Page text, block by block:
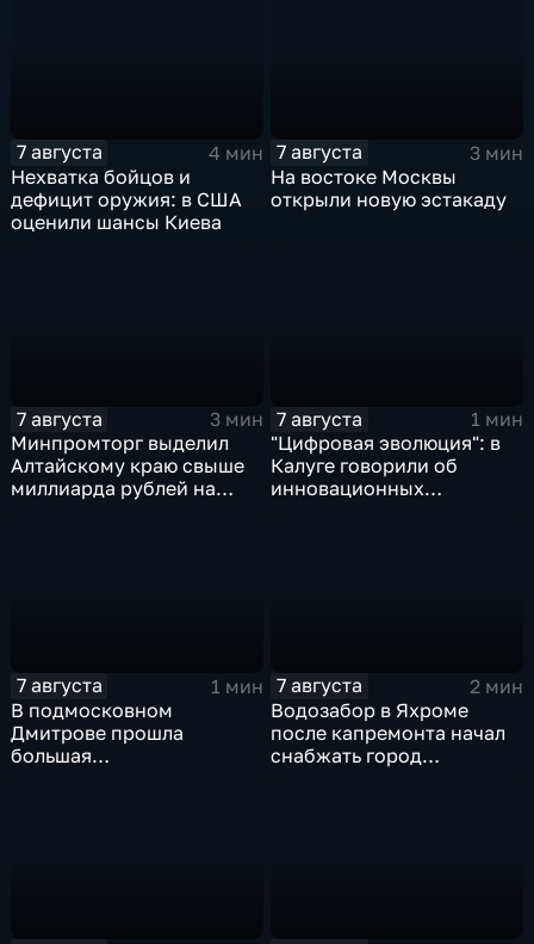
7 августа
4 мин
Нехватка бойцов и
дефицит оружия: в США
оценили шансы Киева
7 августа
3 мин
На востоке Москвы
открыли новую эстакаду
7 августа
3 мин
Минпромторг выделил
Алтайскому краю свыше
миллиарда рублей на
7 августа
1 мин
"Цифровая эволюция": в
Калуге говорили об
инновационных
7 августа
1 мин
В подмосковном
Дмитрове прошла
большая
7 августа
2 мин
Водозабор в Яхроме
после капремонта начал
снабжать город